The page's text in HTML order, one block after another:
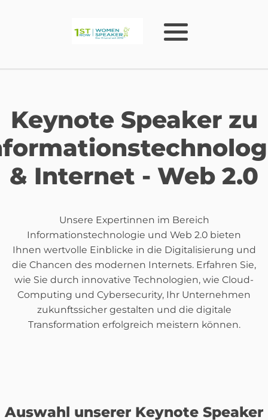
Keynote Speaker zu
& Internet - Web 2.0
Unsere Expertinnen im Bereich
Informationstechnologie und Web 2.0 bieten
Ihnen wertvolle Einblicke in die Digitalisierung und
die Chancen des modernen Internets. Erfahren Sie,
wie Sie durch innovative Technologien, wie Cloud-
Computing und Cybersecurity, Ihr Unternehmen
zukunftssicher gestalten und die digitale
Transformation erfolgreich meistern können.
Auswahl unserer Keynote Speaker